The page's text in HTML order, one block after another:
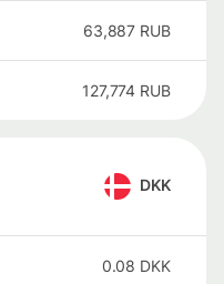
63,887 RUB
127,774 RUB
DKK
0.08 DKK